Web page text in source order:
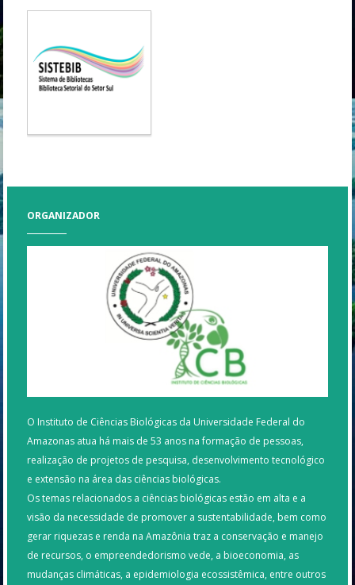
ORGANIZADOR
O Instituto de Ciências Biológicas da Universidade Federal do
Amazonas atua há mais de 53 anos na formação de pessoas,
realização de projetos de pesquisa, desenvolvimento tecnológico
e extensão na área das ciências biológicas.
Os temas relacionados a ciências biológicas estão em alta e a
visão da necessidade de promover a sustentabilidade, bem como
gerar riquezas e renda na Amazônia traz a conservação e manejo
de recursos, o empreendedorismo vede, a bioeconomia, as
mudanças climáticas, a epidemiologia ecossistêmica, entre outros